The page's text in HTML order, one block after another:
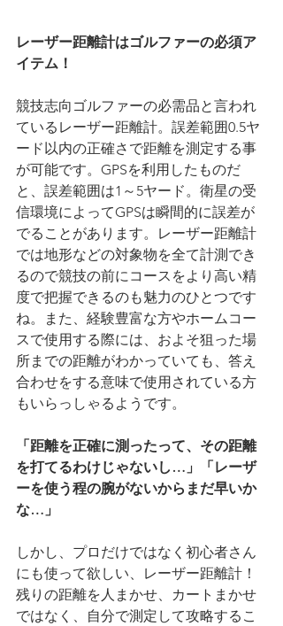
レーザー距離計はゴルファーの必須ア
イテム！
競技志向ゴルファーの必需品と言われ
ているレーザー距離計。誤差範囲0.5ヤ
ード以内の正確さで距離を測定する事
が可能です。GPSを利用したものだ
と、誤差範囲は1～5ヤード。衛星の受
信環境によってGPSは瞬間的に誤差が
でることがあります。レーザー距離計
では地形などの対象物を全て計測でき
るので競技の前にコースをより高い精
度で把握できるのも魅力のひとつです
ね。また、経験豊富な方やホームコー
スで使用する際には、およそ狙った場
所までの距離がわかっていても、答え
合わせをする意味で使用されている方
もいらっしゃるようです。
「距離を正確に測ったって、その距離
を打てるわけじゃないし…」「レーザ
ーを使う程の腕がないからまだ早いか
な…」
しかし、プロだけではなく初心者さん
にも使って欲しい、レーザー距離計！
残りの距離を人まかせ、カートまかせ
ではなく、自分で測定して攻略するこ